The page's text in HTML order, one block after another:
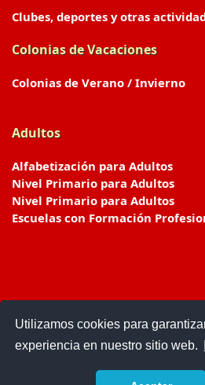
Utilizamos cookies para
experiencia en nuestro sitio web.
Clubes, deportes y otras
Colonias de Vacaciones
Colonias de Verano / Invierno
Adultos
Alfabetización para Adultos
Nivel Primario para Adultos
Nivel Primario para Adultos
Escuelas con Formación